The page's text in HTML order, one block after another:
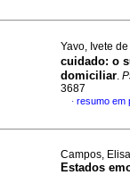
Yavo, Ivete
cuidado: o
domiciliar.
3687
· resumo em
Campos,
Estados